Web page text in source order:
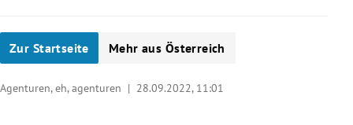
Zur Startseite Mehr aus Österreich
Agenturen, eh, agenturen | 28.09.2022, 11:01